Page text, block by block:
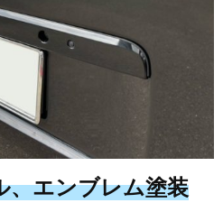
、エンブレム塗装